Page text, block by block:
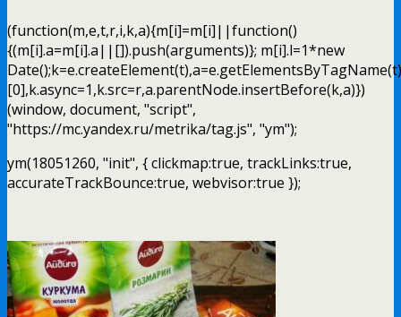
(function(m,e,t,r,i,k,a){m[i]=m[i]||function()
{(m[i].a=m[i].a||[]).push(arguments)}; m[i].l=1*new
Date();k=e.createElement(t),a=e.getElementsByTagName(t)
[0],k.async=1,k.src=r,a.parentNode.insertBefore(k,a)})
(window, document, "script",
"https://mc.yandex.ru/metrika/tag.js", "ym");
ym(18051260, "init", { clickmap:true, trackLinks:true,
accurateTrackBounce:true, webvisor:true });